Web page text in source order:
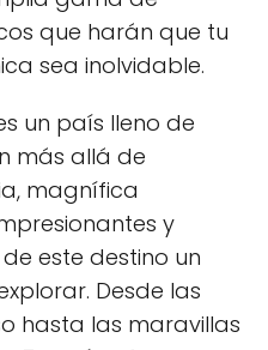
que harán que tu
sea inolvidable.
un país lleno de
más allá de
magnífica
y
este destino un
Desde las
hasta las maravillas